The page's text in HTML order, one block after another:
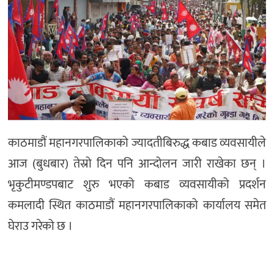
खेलकुद
अन्य
काठमाडौं महानगरपालिकाको ज्यादतीबिरुद्ध कबाड व्यवसायीले
आज (बुधबार) तेस्रो दिन पनि आन्दोलन जारी राखेका छन् ।
भृकुटीमण्डपबाट शुरु भएको कबाड व्यवसायीको प्रदर्शन
कमलादी स्थित काठमाडौं महानगरपालिकाको कार्यालय समेत
घेराउ गरेको छ ।